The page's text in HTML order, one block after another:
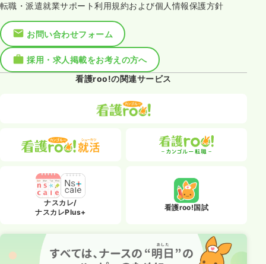
転職・派遣就業サポート利用規約および個人情報保護方針
お問い合わせフォーム
採用・求人掲載をお考えの方へ
看護roo!の関連サービス
ナスカレ/
ナスカレPlus+
看護roo!国試